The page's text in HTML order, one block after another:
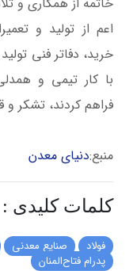
اعم از تولید و
خرید، دفاتر فنی
با کار تیمی و
فراهم کردند، تشکر و
منبع:دنیای معدن
کلمات کلیدی :
فولاد صنایع معدنی
پدرام فتاح‌المنان